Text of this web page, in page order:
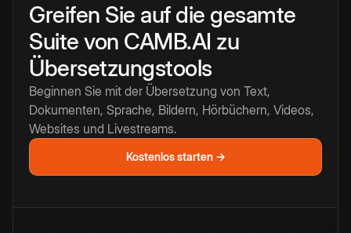
Greifen Sie auf die gesamte
Suite von CAMB.AI zu
Übersetzungstools
Beginnen Sie mit der Übersetzung von Text,
Dokumenten, Sprache, Bildern, Hörbüchern, Videos,
Websites und Livestreams.
Kostenlos starten →